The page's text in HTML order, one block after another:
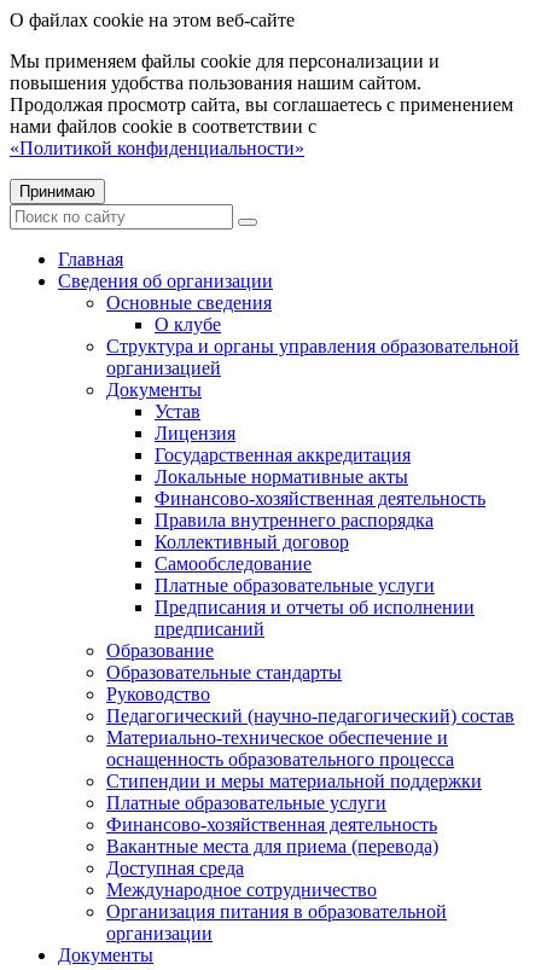
О файлах cookie на этом веб-сайте
Мы применяем файлы cookie для персонализации и
повышения удобства пользования нашим сайтом.
Продолжая просмотр сайта, вы соглашаетесь с применением
нами файлов cookie в соответствии с
«Политикой конфиденциальности»
Принимаю
Главная
Сведения об организации
Основные сведения
О клубе
Структура и органы управления образовательной
организацией
Документы
Устав
Лицензия
Государственная аккредитация
Локальные нормативные акты
Финансово-хозяйственная деятельность
Правила внутреннего распорядка
Коллективный договор
Самообследование
Платные образовательные услуги
Предписания и отчеты об исполнении
предписаний
Образование
Образовательные стандарты
Руководство
Педагогический (научно-педагогический) состав
Материально-техническое обеспечение и
оснащенность образовательного процесса
Стипендии и меры материальной поддержки
Платные образовательные услуги
Финансово-хозяйственная деятельность
Вакантные места для приема (перевода)
Доступная среда
Международное сотрудничество
Организация питания в образовательной
организации
Документы